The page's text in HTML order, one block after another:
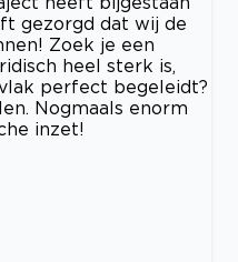
gezorgd dat wij de
Zoek je een
heel sterk is,
perfect begeleidt?
Nogmaals enorm
inzet!